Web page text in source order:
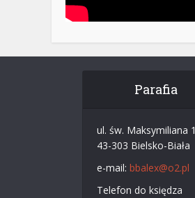
Parafia
ul. św. Maksymiliana 1
43-303 Bielsko-Biała
e-mail: bbalex@o2.pl
Telefon do księdza